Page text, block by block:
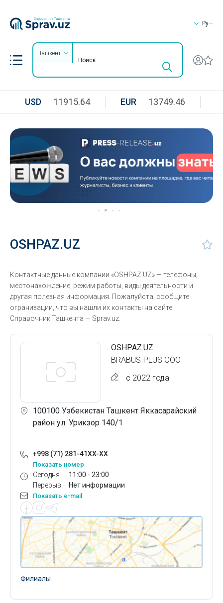
Ру
Ташкент
USD 11915.64 EUR 13749.46
OSHPAZ.UZ
Контактные данные компании «OSHPAZ.UZ» — телефоны,
местонахождение, режим работы, виды деятельности и
другая полезная информация. Пожалуйста, сообщите
огранизации, что вы нашли их контакты на сайте
Справочник Ташкента — Sprav.uz.
OSHPAZ.UZ
BRABUS-PLUS ООО
с 2022 года
100100 Узбекистан Ташкент Яккасарайский
район ул. Урикзор 140/1
+998 (71) 281-41XX-XX
Показать номер
Сегодня
Перерыв
11:00 - 23:00
Нет информации
Показать e-mail
Филиалы